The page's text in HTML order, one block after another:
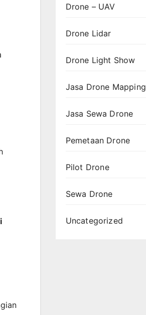
Drone – UAV
Drone Lidar
Drone Light Show
Jasa Drone Mapping
Jasa Sewa Drone
Pemetaan Drone
Pilot Drone
Sewa Drone
Uncategorized